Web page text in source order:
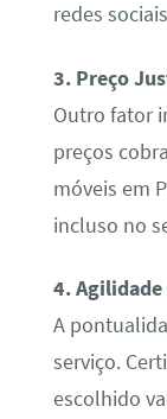
redes
3. Preço
Outro fator
preços
móveis em
incluso no
4.
A
serviço.
escolhido